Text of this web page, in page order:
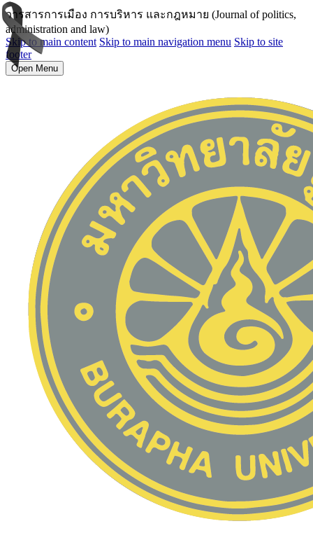
วารสารการเมือง การบริหาร และกฎหมาย (Journal of politics,
administration and law)
Skip to main content Skip to main navigation menu Skip to site
footer
Open Menu